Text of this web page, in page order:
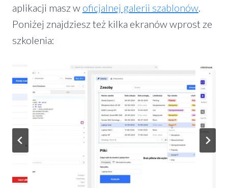
aplikacji masz w oficjalnej galerii szablonów.
Poniżej znajdziesz też kilka ekranów wprost ze
szkolenia: